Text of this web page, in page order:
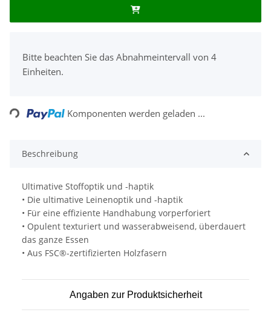
Bitte beachten Sie das Abnahmeintervall von 4
Einheiten.
Loading... Komponenten werden geladen ...
Beschreibung
Ultimative Stoffoptik und -haptik
• Die ultimative Leinenoptik und -haptik
• Für eine effiziente Handhabung vorperforiert
• Opulent texturiert und wasserabweisend, überdauert
das ganze Essen
• Aus FSC®-zertifizierten Holzfasern
Angaben zur Produktsicherheit